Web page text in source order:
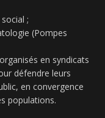
;
(Pompes
en syndicats
défendre leurs
en convergence
populations.